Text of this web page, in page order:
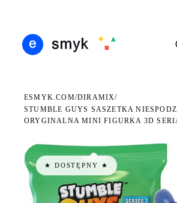
ESMYK.COM/DIRAMIX/
STUMBLE GUYS SASZETKA
ORYGINALNA MINI FIGURKA 3D
★ DOSTĘPNY ★